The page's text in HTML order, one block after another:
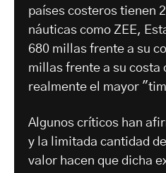
países costeros tienen
náuticas como ZEE,
680 millas frente a su
millas frente a su costa
realmente el mayor
Algunos críticos han
y la limitada cantidad
valor hacen que dicha